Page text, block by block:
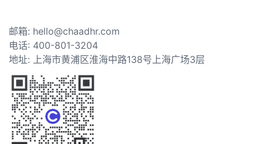
邮箱: hello@chaadhr.com
电话: 400-801-3204
地址: 上海市黄浦区淮海中路138号上海广场3层